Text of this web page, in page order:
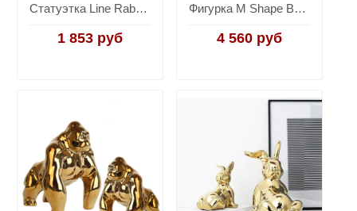
Статуэтка Line Rabbit egg
1 853 руб
Фигурка M Shape Ball Ornament
4 560 руб